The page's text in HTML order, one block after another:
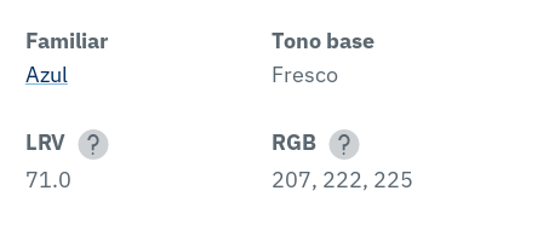
Familiar
Azul
Tono base
Fresco
LRV
71.0
RGB
207, 222, 225